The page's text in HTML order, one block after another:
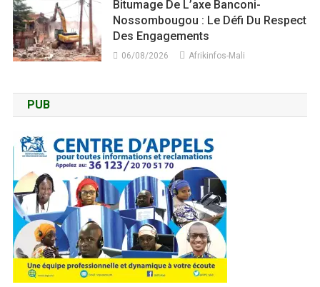
Bitumage De L’axe Banconi-
Nossombougou : Le Défi Du Respect
Des Engagements
06/08/2026 Afrikinfos-Mali
PUB